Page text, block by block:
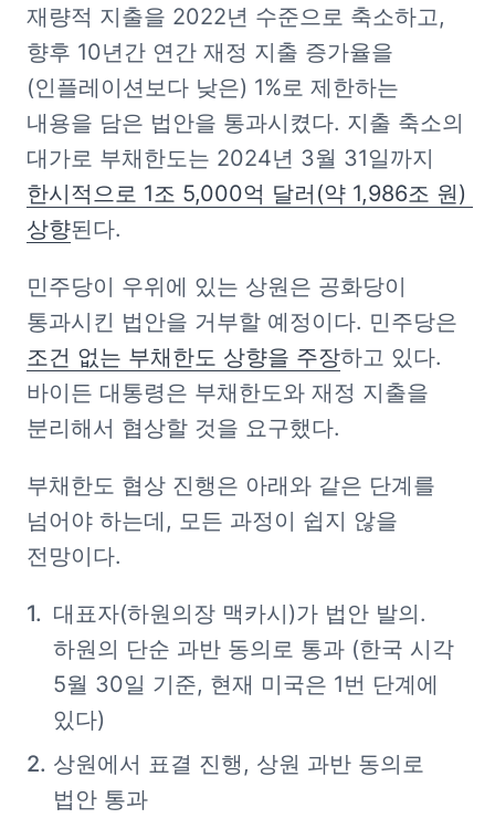
재량적 지출을 2022년 수준으로 축소하고,
향후 10년간 연간 재정 지출 증가율을
(인플레이션보다 낮은) 1%로 제한하는
내용을 담은 법안을 통과시켰다. 지출 축소의
한시적으로 1조 5,000억 달러(약 1,986조 원)
상향된다.
민주당이 우위에 있는 상원은 공화당이
조건 없는 부채한도 상향을 주장하고 있다.
바이든 대통령은 부채한도와 재정 지출을
분리해서 협상할 것을 요구했다.
부채한도 협상 진행은 아래와 같은 단계를
넘어야 하는데, 모든 과정이 쉽지 않을
전망이다.
대표자(하원의장 맥카시)가 법안 발의.
하원의 단순 과반 동의로 통과 (한국 시각
5월 30일 기준, 현재 미국은 1번 단계에
있다)
상원에서 표결 진행, 상원 과반 동의로
법안 통과